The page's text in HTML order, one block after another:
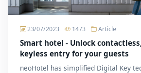
23/07/2023 1473 Article
Smart hotel - Unlock
keyless entry for your guests
neoHotel has simplified Digital Key